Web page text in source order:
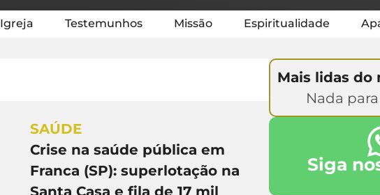
Igreja Testemunhos Missão Espiritualidade
SAÚDE
Crise na saúde pública em
Franca (SP): superlotação na
Santa Casa e fila de 17 mil
Mais lidas do
Nada
Siga